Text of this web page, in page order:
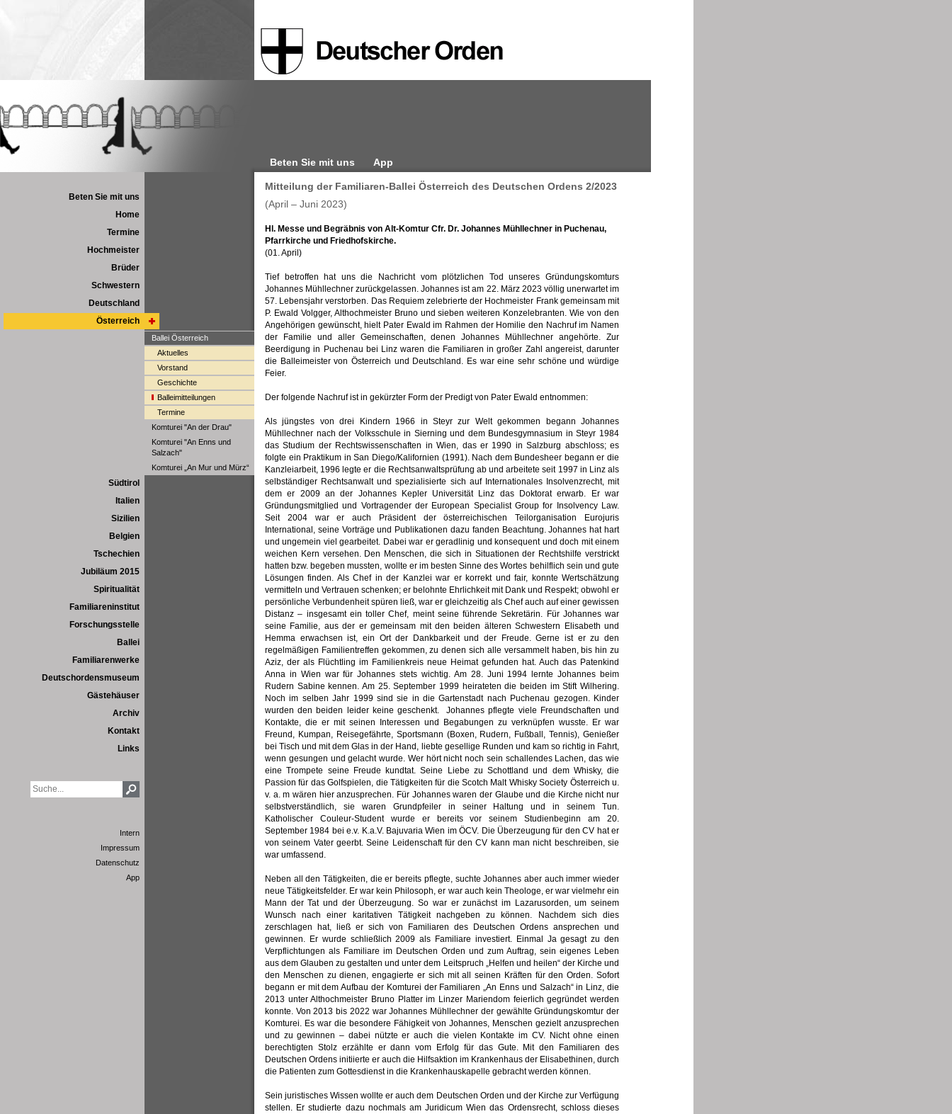
Beten Sie mit uns App
Beten Sie mit uns
Home
Termine
Hochmeister
Brüder
Schwestern
Deutschland
Österreich
Ballei Österreich
Aktuelles
Vorstand
Geschichte
Balleimitteilungen
Termine
Komturei "An der Drau"
Komturei "An Enns und
Salzach"
Komturei „An Mur und Mürz“
Südtirol
Italien
Sizilien
Belgien
Tschechien
Jubiläum 2015
Spiritualität
Familiareninstitut
Forschungsstelle
Ballei
Familiarenwerke
Deutschordensmuseum
Gästehäuser
Archiv
Kontakt
Links
Intern
Impressum
Datenschutz
App
Mitteilung der Familiaren-Ballei Österreich des Deutschen Ordens 2/2023
(April – Juni 2023)
Hl. Messe und Begräbnis von Alt-Komtur Cfr. Dr. Johannes Mühllechner in Puchenau,
Pfarrkirche und Friedhofskirche.
(01. April)
Tief betroffen hat uns die Nachricht vom plötzlichen Tod unseres Gründungskomturs
Johannes Mühllechner zurückgelassen. Johannes ist am 22. März 2023 völlig unerwartet im
57. Lebensjahr verstorben. Das Requiem zelebrierte der Hochmeister Frank gemeinsam mit
P. Ewald Volgger, Althochmeister Bruno und sieben weiteren Konzelebranten. Wie von den
Angehörigen gewünscht, hielt Pater Ewald im Rahmen der Homilie den Nachruf im Namen
der Familie und aller Gemeinschaften, denen Johannes Mühllechner angehörte. Zur
Beerdigung in Puchenau bei Linz waren die Familiaren in großer Zahl angereist, darunter
die Balleimeister von Österreich und Deutschland. Es war eine sehr schöne und würdige
Feier.
Der folgende Nachruf ist in gekürzter Form der Predigt von Pater Ewald entnommen:
Als jüngstes von drei Kindern 1966 in Steyr zur Welt gekommen begann Johannes
Mühllechner nach der Volksschule in Sierning und dem Bundesgymnasium in Steyr 1984
das Studium der Rechtswissenschaften in Wien, das er 1990 in Salzburg abschloss; es
folgte ein Praktikum in San Diego/Kalifornien (1991). Nach dem Bundesheer begann er die
Kanzleiarbeit, 1996 legte er die Rechtsanwaltsprüfung ab und arbeitete seit 1997 in Linz als
selbständiger Rechtsanwalt und spezialisierte sich auf Internationales Insolvenzrecht, mit
dem er 2009 an der Johannes Kepler Universität Linz das Doktorat erwarb. Er war
Gründungsmitglied und Vortragender der European Specialist Group for Insolvency Law.
Seit 2004 war er auch Präsident der österreichischen Teilorganisation Eurojuris
International, seine Vorträge und Publikationen dazu fanden Beachtung. Johannes hat hart
und ungemein viel gearbeitet. Dabei war er geradlinig und konsequent und doch mit einem
weichen Kern versehen. Den Menschen, die sich in Situationen der Rechtshilfe verstrickt
hatten bzw. begeben mussten, wollte er im besten Sinne des Wortes behilflich sein und gute
Lösungen finden. Als Chef in der Kanzlei war er korrekt und fair, konnte Wertschätzung
vermitteln und Vertrauen schenken; er belohnte Ehrlichkeit mit Dank und Respekt; obwohl er
persönliche Verbundenheit spüren ließ, war er gleichzeitig als Chef auch auf einer gewissen
Distanz – insgesamt ein toller Chef, meint seine führende Sekretärin. Für Johannes war
seine Familie, aus der er gemeinsam mit den beiden älteren Schwestern Elisabeth und
Hemma erwachsen ist, ein Ort der Dankbarkeit und der Freude. Gerne ist er zu den
regelmäßigen Familientreffen gekommen, zu denen sich alle versammelt haben, bis hin zu
Aziz, der als Flüchtling im Familienkreis neue Heimat gefunden hat. Auch das Patenkind
Anna in Wien war für Johannes stets wichtig. Am 28. Juni 1994 lernte Johannes beim
Rudern Sabine kennen. Am 25. September 1999 heirateten die beiden im Stift Wilhering.
Noch im selben Jahr 1999 sind sie in die Gartenstadt nach Puchenau gezogen. Kinder
wurden den beiden leider keine geschenkt. Johannes pflegte viele Freundschaften und
Kontakte, die er mit seinen Interessen und Begabungen zu verknüpfen wusste. Er war
Freund, Kumpan, Reisegefährte, Sportsmann (Boxen, Rudern, Fußball, Tennis), Genießer
bei Tisch und mit dem Glas in der Hand, liebte gesellige Runden und kam so richtig in Fahrt,
wenn gesungen und gelacht wurde. Wer hört nicht noch sein schallendes Lachen, das wie
eine Trompete seine Freude kundtat. Seine Liebe zu Schottland und dem Whisky, die
Passion für das Golfspielen, die Tätigkeiten für die Scotch Malt Whisky Society Österreich u.
v. a. m wären hier anzusprechen. Für Johannes waren der Glaube und die Kirche nicht nur
selbstverständlich, sie waren Grundpfeiler in seiner Haltung und in seinem Tun.
Katholischer Couleur-Student wurde er bereits vor seinem Studienbeginn am 20.
September 1984 bei e.v. K.a.V. Bajuvaria Wien im ÖCV. Die Überzeugung für den CV hat er
von seinem Vater geerbt. Seine Leidenschaft für den CV kann man nicht beschreiben, sie
war umfassend.
Neben all den Tätigkeiten, die er bereits pflegte, suchte Johannes aber auch immer wieder
neue Tätigkeitsfelder. Er war kein Philosoph, er war auch kein Theologe, er war vielmehr ein
Mann der Tat und der Überzeugung. So war er zunächst im Lazarusorden, um seinem
Wunsch nach einer karitativen Tätigkeit nachgeben zu können. Nachdem sich dies
zerschlagen hat, ließ er sich von Familiaren des Deutschen Ordens ansprechen und
gewinnen. Er wurde schließlich 2009 als Familiare investiert. Einmal Ja gesagt zu den
Verpflichtungen als Familiare im Deutschen Orden und zum Auftrag, sein eigenes Leben
aus dem Glauben zu gestalten und unter dem Leitspruch „Helfen und heilen“ der Kirche und
den Menschen zu dienen, engagierte er sich mit all seinen Kräften für den Orden. Sofort
begann er mit dem Aufbau der Komturei der Familiaren „An Enns und Salzach“ in Linz, die
2013 unter Althochmeister Bruno Platter im Linzer Mariendom feierlich gegründet werden
konnte. Von 2013 bis 2022 war Johannes Mühllechner der gewählte Gründungskomtur der
Komturei. Es war die besondere Fähigkeit von Johannes, Menschen gezielt anzusprechen
und zu gewinnen – dabei nützte er auch die vielen Kontakte im CV. Nicht ohne einen
berechtigten Stolz erzählte er dann vom Erfolg für das Gute. Mit den Familiaren des
Deutschen Ordens initiierte er auch die Hilfsaktion im Krankenhaus der Elisabethinen, durch
die Patienten zum Gottesdienst in die Krankenhauskapelle gebracht werden können.
Sein juristisches Wissen wollte er auch dem Deutschen Orden und der Kirche zur Verfügung
stellen. Er studierte dazu nochmals am Juridicum Wien das Ordensrecht, schloss dieses